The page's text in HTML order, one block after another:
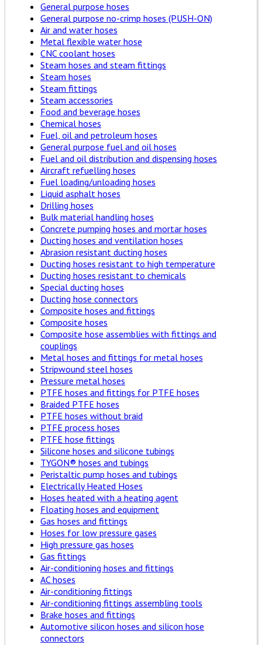
General purpose hoses
General purpose no-crimp hoses (PUSH-ON)
Air and water hoses
Metal flexible water hose
CNC coolant hoses
Steam hoses and steam fittings
Steam hoses
Steam fittings
Steam accessories
Food and beverage hoses
Chemical hoses
Fuel, oil and petroleum hoses
General purpose fuel and oil hoses
Fuel and oil distribution and dispensing hoses
Aircraft refuelling hoses
Fuel loading/unloading hoses
Liquid asphalt hoses
Drilling hoses
Bulk material handling hoses
Concrete pumping hoses and mortar hoses
Ducting hoses and ventilation hoses
Abrasion resistant ducting hoses
Ducting hoses resistant to high temperature
Ducting hoses resistant to chemicals
Special ducting hoses
Ducting hose connectors
Composite hoses and fittings
Composite hoses
Composite hose assemblies with fittings and
couplings
Metal hoses and fittings for metal hoses
Stripwound steel hoses
Pressure metal hoses
PTFE hoses and fittings for PTFE hoses
Braided PTFE hoses
PTFE hoses without braid
PTFE process hoses
PTFE hose fittings
Silicone hoses and silicone tubings
TYGON® hoses and tubings
Peristaltic pump hoses and tubings
Electrically Heated Hoses
Hoses heated with a heating agent
Floating hoses and equipment
Gas hoses and fittings
Hoses for low pressure gases
High pressure gas hoses
Gas fittings
Air-conditioning hoses and fittings
AC hoses
Air-conditioning fittings
Air-conditioning fittings assembling tools
Brake hoses and fittings
Automotive silicon hoses and silicon hose
connectors